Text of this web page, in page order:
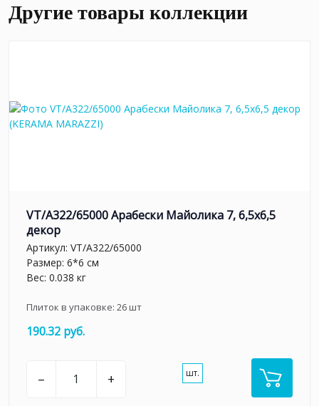
Другие товары коллекции
VT/A322/65000 Арабески Майолика 7, 6,5х6,5
декор
Артикул: VT/A322/65000
Размер: 6*6 см
Вес: 0.038 кг
Плиток в упаковке: 26шт
190.32 руб.
– + шт.